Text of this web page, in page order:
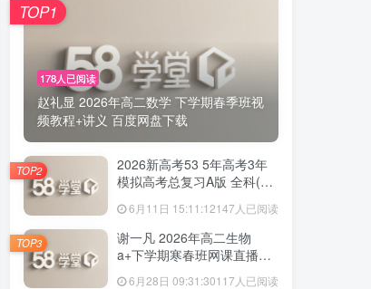
178人已阅读
赵礼显 2026年高二数学 下学期春季班视
频教程+讲义 百度网盘下载
TOP1
2026新高考53 5年高考3年
模拟高考总复习A版 全科(无
6月11日 15:11:12147人已阅读
TOP2
谢一凡 2026年高二生物
a+下学期寒春班网课直播教
6月28日 09:31:30117人已阅读
TOP3